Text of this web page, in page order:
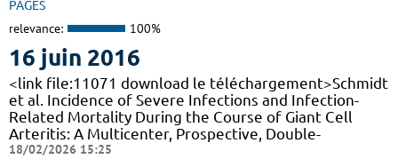
PAGES
relevance: 100%
16 juin 2016
<link file:11071 download le téléchargement>Schmidt
et al. Incidence of Severe Infections and Infection-
Related Mortality During the Course of Giant Cell
Arteritis: A Multicenter, Prospective, Double-
18/02/2026 15:25